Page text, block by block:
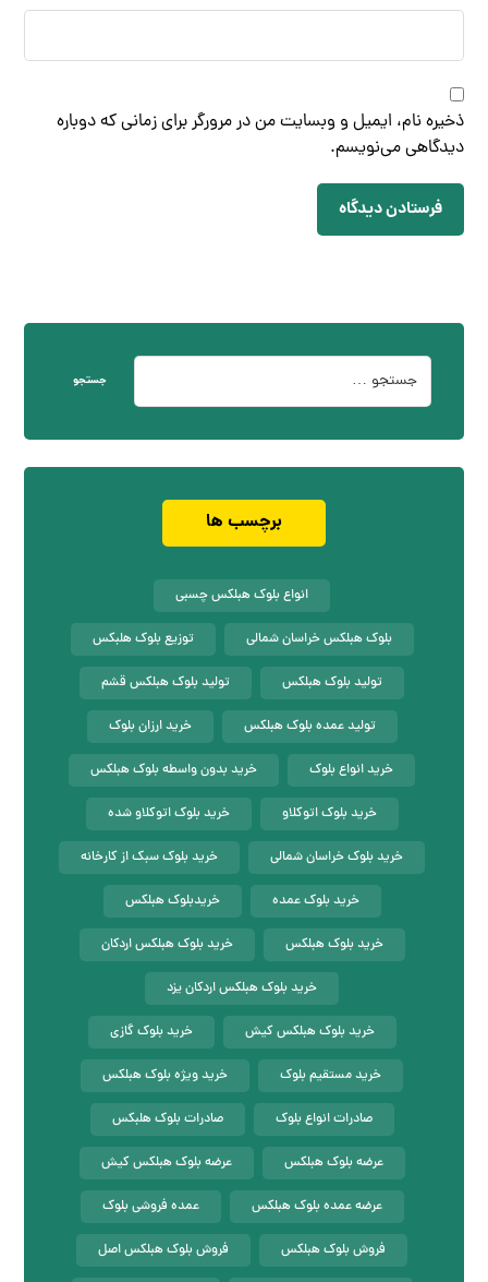
ذخیره نام، ایمیل و وبسایت من در مرورگر برای زمانی که دوباره
دیدگاهی می‌نویسم.
فرستادن دیدگاه
جستجو
برچسب ها
انواع بلوک هبلکس چسبی
بلوک هبلکس خراسان شمالی توزیع بلوک هلبکس
تولید بلوک هبلکس تولید بلوک هبلکس قشم
تولید عمده بلوک هبلکس خرید ارزان بلوک
خرید انواع بلوک خرید بدون واسطه بلوک هبلکس
خرید بلوک اتوکلاو خرید بلوک اتوکلاو شده
خرید بلوک خراسان شمالی خرید بلوک سبک از کارخانه
خرید بلوک عمده خریدبلوک هبلکس
خرید بلوک هبلکس خرید بلوک هبلکس اردکان
خرید بلوک هبلکس اردکان یزد
خرید بلوک هبلکس کیش خرید بلوک گازی
خرید مستقیم بلوک خرید ویژه بلوک هبلکس
صادرات انواع بلوک صادرات بلوک هلبکس
عرضه بلوک هبلکس عرضه بلوک هبلکس کیش
عرضه عمده بلوک هبلکس عمده فروشی بلوک
فروش بلوک هبلکس فروش بلوک هبلکس اصل